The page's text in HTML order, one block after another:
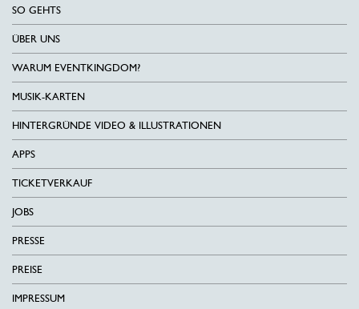
SO GEHTS
ÜBER UNS
WARUM EVENTKINGDOM?
MUSIK-KARTEN
HINTERGRÜNDE VIDEO & ILLUSTRATIONEN
APPS
TICKETVERKAUF
JOBS
PRESSE
PREISE
IMPRESSUM